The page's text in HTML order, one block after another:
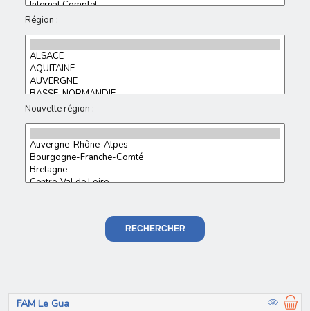
Région :
Nouvelle région :
RECHERCHER
FAM Le Gua